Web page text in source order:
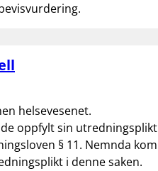
helsevesenet.
oppfylt sin utredningsplikt
§ 11. Nemnda kom
i denne saken.